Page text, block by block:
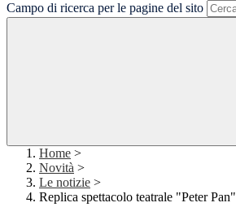
Campo di ricerca per le pagine del sito
Home >
Novità >
Le notizie >
Replica spettacolo teatrale "Peter Pan"